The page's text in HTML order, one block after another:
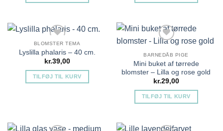
BLOMSTER TEMA
Lyslilla phalaris – 40 cm.
kr.39,00
TILFØJ TIL KURV
BARNEDÅB PIGE
Mini buket af tørrede
blomster – Lilla og rose gold
kr.29,00
TILFØJ TIL KURV